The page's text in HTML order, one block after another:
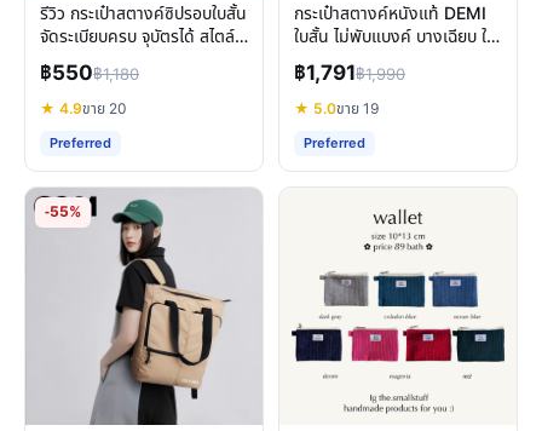
รีวิว กระเป๋าสตางค์ซิปรอบใบสั้น
จัดระเบียบครบ จุบัตรได้ สไตล์มิ
นิมอล
฿550฿1,180
★ 4.9ขาย 20
Preferred
กระเป๋าสตางค์หนังแท้ DEMI
ใบสั้น ไม่พับแบงค์ บางเฉียบ ใส่
บัตรจุใจ
฿1,791฿1,990
★ 5.0ขาย 19
Preferred
-55%